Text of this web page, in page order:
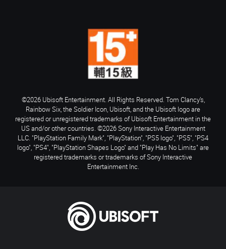
©2026 Ubisoft Entertainment. All Rights Reserved. Tom Clancy’s,
Rainbow Six, the Soldier Icon, Ubisoft, and the Ubisoft logo are
registered or unregistered trademarks of Ubisoft Entertainment in the
US and/or other countries. ©2026 Sony Interactive Entertainment
LLC. "PlayStation Family Mark", "PlayStation", "PS5 logo", "PS5", "PS4
logo", "PS4", "PlayStation Shapes Logo" and "Play Has No Limits" are
registered trademarks or trademarks of Sony Interactive
Entertainment Inc.